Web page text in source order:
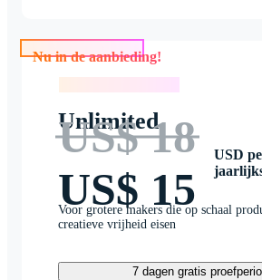
Nu in de aanbieding!
Unlimited
US$ 18
US$ 15
USD
Voor grotere makers die op schaal
creatieve vrijheid eisen
7 dagen gratis